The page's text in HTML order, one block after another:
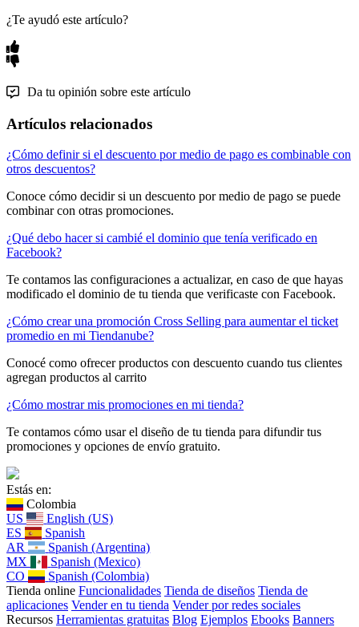
¿Te ayudó este artículo?
Da tu opinión sobre este artículo
Artículos relacionados
¿Cómo definir si el descuento por medio de pago es combinable con
otros descuentos?
Conoce cómo decidir si un descuento por medio de pago se puede
combinar con otras promociones.
¿Qué debo hacer si cambié el dominio que tenía verificado en
Facebook?
Te contamos las configuraciones a actualizar, en caso de que hayas
modificado el dominio de tu tienda que verificaste con Facebook.
¿Cómo crear una promoción Cross Selling para aumentar el ticket
promedio en mi Tiendanube?
Conocé como ofrecer productos con descuento cuando tus clientes
agregan productos al carrito
¿Cómo mostrar mis promociones en mi tienda?
Te contamos cómo usar el diseño de tu tienda para difundir tus
promociones y opciones de envío gratuito.
Estás en:
Colombia
US
English (US)
ES
Spanish
AR
Spanish (Argentina)
MX
Spanish (Mexico)
CO
Spanish (Colombia)
Tienda online Funcionalidades Tienda de diseños Tienda de
aplicaciones Vender en tu tienda Vender por redes sociales
Recursos Herramientas gratuitas Blog Ejemplos Ebooks Banners